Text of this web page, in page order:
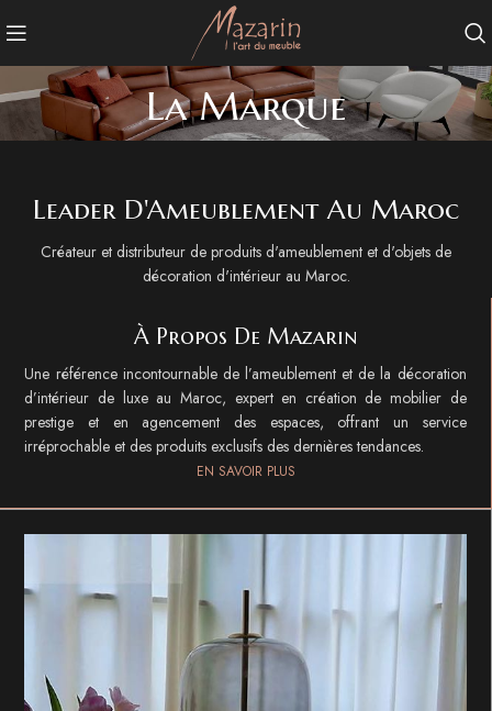
La Marque
Leader D'Ameublement Au Maroc
Créateur et distributeur de produits d'ameublement et d'objets de
décoration d'intérieur au Maroc.
À Propos De Mazarin
Une référence incontournable de l’ameublement et de la décoration
d’intérieur de luxe au Maroc, expert en création de mobilier de
prestige et en agencement des espaces, offrant un service
irréprochable et des produits exclusifs des dernières tendances.
EN SAVOIR PLUS